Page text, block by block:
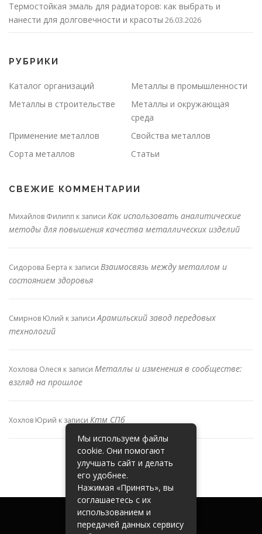
Термостойкая эмаль для радиаторов: как выбрать и
нанести для долговечности и красоты 26.03.2026
РУБРИКИ
Каталог организаций
Металлы в промышленности
Металлы в строительстве
Металлы и окружающая
среда
Применение металлов
Свойства металлов
Сорта металлов
Статьи
СВЕЖИЕ КОММЕНТАРИИ
Михайлов Филипп к записи Как использовать аналитические
методы для повышения качества металлических изделий
Сидорова Берта к записи Взаимосвязь между металлом и
состоянием здоровья
Смирнов Юлий к записиАрамильский завод передовых
технологий
Хохлова Олеся к записи Металлы и изменения в сообществе:
взгляд на прошлое
Хохлов Юрий к записи Ктм СПб
Мы используем файлы
cookie. Они помогают
улучшать сайт и делать
его удобнее.
Нажимая «Принять», вы
соглашаетесь с их
использованием и
передачей данных сервису